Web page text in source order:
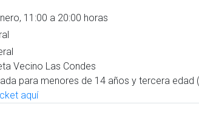
11:00 a 20:00 horas
Vecino Las Condes
para menores de 14 años y tercera edad
aquí